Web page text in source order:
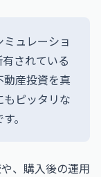
ュレーショ
されている
産投資を真
ピッタリな
。
、購入後の運用